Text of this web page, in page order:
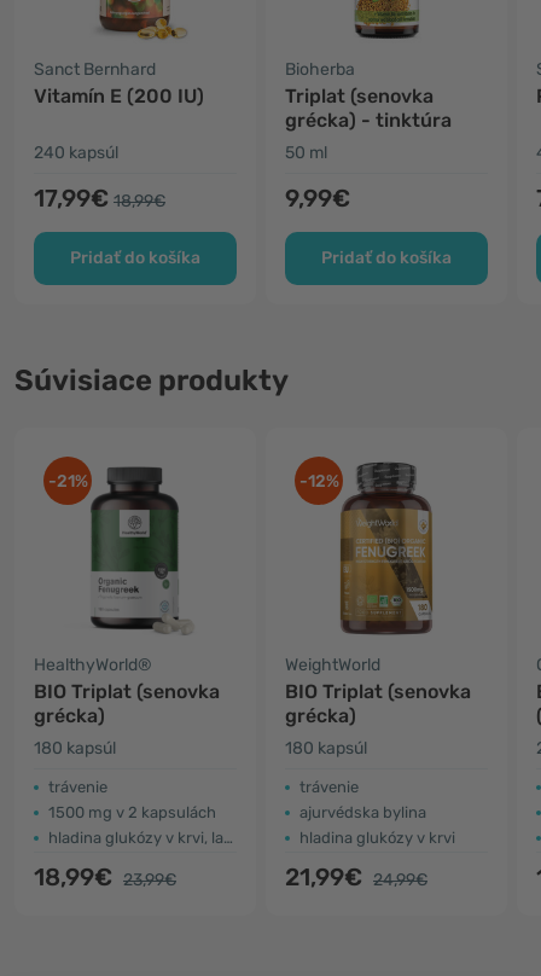
Sanct Bernhard
Vitamín E (200 IU)
240 kapsúl
17,99€ 18,99€
Pridať do košíka
Bioherba
Triplat (senovka
grécka) - tinktúra
50 ml
9,99€
Pridať do košíka
Súvisiace produkty
-21%
HealthyWorld®
BIO Triplat (senovka
grécka)
180 kapsúl
trávenie
1500 mg v 2 kapsulách
hladina glukózy v krvi, laktácia
18,99€ 23,99€
-12%
WeightWorld
BIO Triplat (senovka
grécka)
180 kapsúl
trávenie
ajurvédska bylina
hladina glukózy v krvi
21,99€ 24,99€